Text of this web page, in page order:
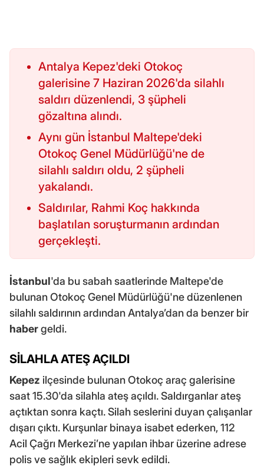
Antalya Kepez'deki Otokoç
galerisine 7 Haziran 2026'da silahlı
saldırı düzenlendi, 3 şüpheli
gözaltına alındı.
Aynı gün İstanbul Maltepe'deki
Otokoç Genel Müdürlüğü'ne de
silahlı saldırı oldu, 2 şüpheli
yakalandı.
Saldırılar, Rahmi Koç hakkında
başlatılan soruşturmanın ardından
gerçekleşti.
İstanbul'da bu sabah saatlerinde Maltepe'de
bulunan Otokoç Genel Müdürlüğü'ne düzenlenen
silahlı saldırının ardından Antalya’dan da benzer bir
habergeldi.
SİLAHLA ATEŞ AÇILDI
Kepez ilçesinde bulunan Otokoç araç galerisine
saat 15.30'da silahla ateş açıldı. Saldırganlar ateş
açtıktan sonra kaçtı. Silah seslerini duyan çalışanlar
dışarı çıktı. Kurşunlar binaya isabet ederken, 112
Acil Çağrı Merkezi’ne yapılan ihbar üzerine adrese
polis ve sağlık ekipleri sevk edildi.